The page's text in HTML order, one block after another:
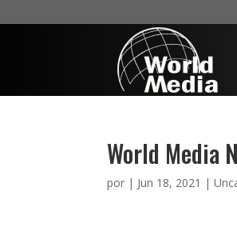
World Media
por | Jun 18, 2021 |